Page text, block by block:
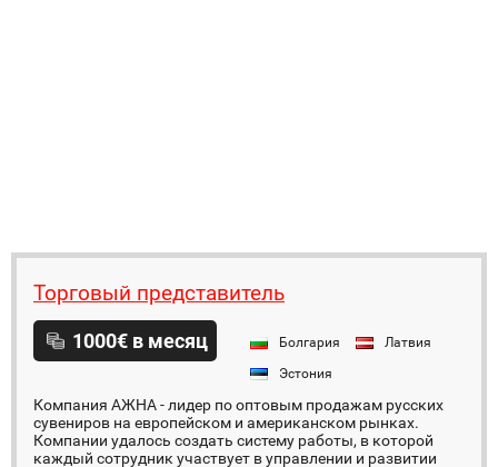
Торговый представитель
1000€ в месяц Болгария
Латвия
Эстония
Компания АЖНА - лидер по оптовым продажам русских
сувениров на европейском и американском рынках.
Компании удалось создать систему работы, в которой
каждый сотрудник участвует в управлении и развитии